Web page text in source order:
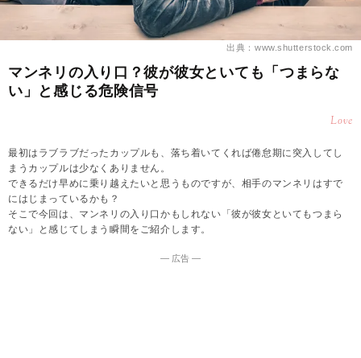
出典：www.shutterstock.com
マンネリの入り口？彼が彼女といても「つまらな
い」と感じる危険信号
Love
最初はラブラブだったカップルも、落ち着いてくれば倦怠期に突入してし
まうカップルは少なくありません。
できるだけ早めに乗り越えたいと思うものですが、相手のマンネリはすで
にはじまっているかも？
そこで今回は、マンネリの入り口かもしれない「彼が彼女といてもつまら
ない」と感じてしまう瞬間をご紹介します。
― 広告 ―